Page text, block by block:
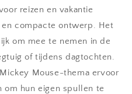
reizen en vakantie
compacte ontwerp. Het
om mee te nemen in de
of tijdens dagtochten.
Mouse-thema ervoor
om hun eigen spullen te